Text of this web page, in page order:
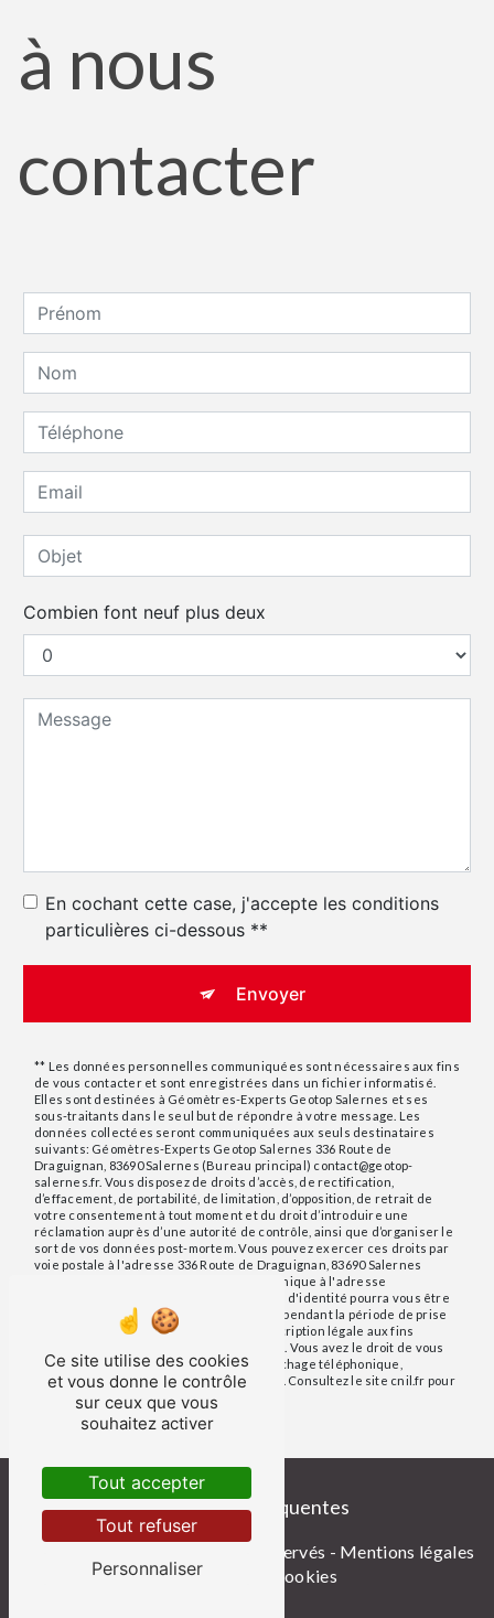
à nous
contacter
Combien font neuf plus deux
En cochant cette case, j'accepte les conditions
particulières ci-dessous **
Envoyer
** Les données personnelles communiquées sont nécessaires aux fins
de vous contacter et sont enregistrées dans un fichier informatisé.
Elles sont destinées à Géomètres-Experts Geotop Salernes et ses
sous-traitants dans le seul but de répondre à votre message. Les
données collectées seront communiquées aux seuls destinataires
suivants: Géomètres-Experts Geotop Salernes 336 Route de
Draguignan, 83690 Salernes (Bureau principal) contact@geotop-
salernes.fr. Vous disposez de droits d’accès, de rectification,
d’effacement, de portabilité, de limitation, d’opposition, de retrait de
votre consentement à tout moment et du droit d’introduire une
réclamation auprès d’une autorité de contrôle, ainsi que d’organiser le
sort de vos données post-mortem. Vous pouvez exercer ces droits par
voie postale à l'adresse 336 Route de Draguignan, 83690 Salernes
(Bureau principal) ou par courrier électronique à l'adresse
contact@geotop-salernes.fr. Un justificatif d'identité pourra vous être
demandé. Nous conservons vos données pendant la période de prise
de contact puis pendant la durée de prescription légale aux fins
probatoires et de gestion des contentieux. Vous avez le droit de vous
inscrire sur la liste d'opposition au démarchage téléphonique,
disponible à cette adresse:
Bloctel.gouv.fr
. Consultez le site cnil.fr pour
plus d’informations sur vos droits.
Recherches fréquentes
- 2026 - Tous droits réservés - Mentions légales
-Gestion des cookies
Ce site utilise des cookies
et vous donne le contrôle
sur ceux que vous
souhaitez activer
Tout accepter
Tout refuser
Personnaliser